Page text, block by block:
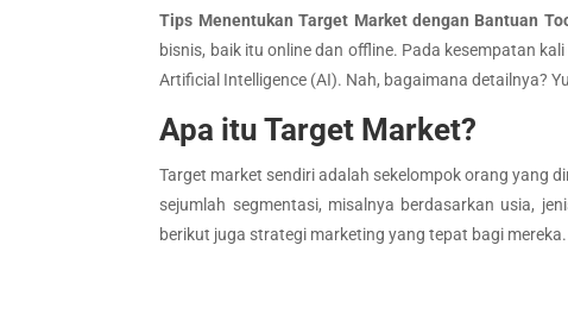
Tips Menentukan Target Market dengan Bantuan
bisnis, baik itu online dan offline. Pada kesempatan
Artificial Intelligence (AI). Nah, bagaimana detailnya?
Apa itu Target Market?
Target market sendiri adalah sekelompok orang yang
sejumlah segmentasi, misalnya berdasarkan usia,
berikut juga strategi marketing yang tepat bagi mereka.